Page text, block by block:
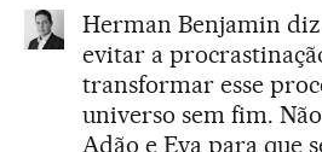
Herman Benjamin
evitar a
transformar esse
universo sem fim.
Adão e Eva para que